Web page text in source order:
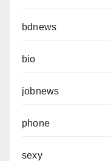
bdnews
bio
jobnews
phone
sexy